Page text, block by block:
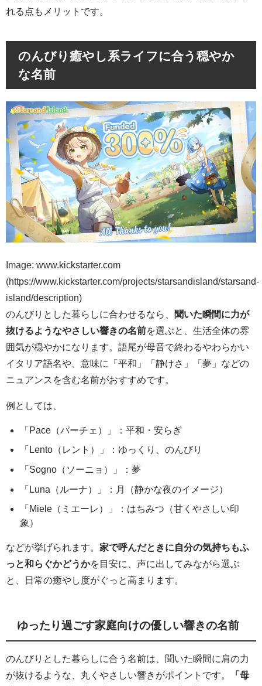
れる点もメリットです。
のんびり癒やし系ライフに合う穏やか
な名前
Image: www.kickstarter.com
(https://www.kickstarter.com/projects/starsandisland/starsand-
island/description)
のんびりとした暮らしに合わせるなら、
聞いた瞬間に力が
抜けるようなやさしい響きの名前を選ぶと、生活全体の雰
囲気が穏やかになります。語尾が母音で終わるやわらかい
イタリア語名や、意味に「平和」「静けさ」「夢」などの
ニュアンスを含む名前がおすすめです。
例としては、
「Pace（パーチェ）」：平和・安らぎ
「Lento（レント）」：ゆっくり、のんびり
「Sogno（ソーニョ）」：夢
「Luna（ルーナ）」：月（静かな夜のイメージ）
「Miele（ミエーレ）」：はちみつ（甘くやさしい印
象）
などが挙げられます。 家で呼んだときに自分の気持ちもふ
っと和らぐかどうかを目安に、声に出してみながら選ぶ
と、日常の癒やし度がぐっと高まります。
ゆったり過ごす家庭向けの優しい響きの名前
のんびりとした暮らしに合う名前は、聞いた瞬間に肩の力
が抜けるような、丸くやさしい響きがポイントです。
「母